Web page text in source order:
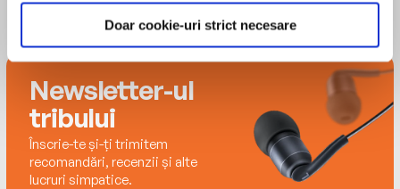
Doar cookie-uri strict necesare
Newsletter-ul
tribului
Înscrie-te și-ți trimitem
recomandări, recenzii și alte
lucruri simpatice.